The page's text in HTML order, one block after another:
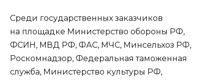
Среди государственных заказчиков
на площадке Министерство обороны РФ,
ФСИН, МВД РФ, ФАС, МЧС, Минсельхоз РФ,
Роскомнадзор, Федеральная таможенная
служба, Министерство культуры РФ,